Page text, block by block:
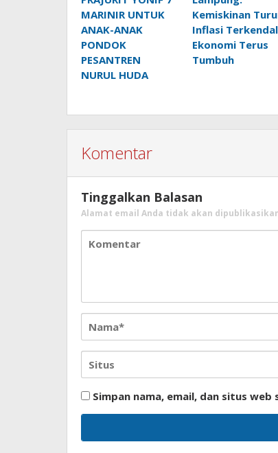
MARINIR UNTUK
ANAK-ANAK
PONDOK
PESANTREN
NURUL HUDA
Kemiskinan
Inflasi
Ekonomi Terus
Tumbuh
Komentar
Tinggalkan Balasan
Alamat email Anda tidak akan
Simpan nama, email, dan situs